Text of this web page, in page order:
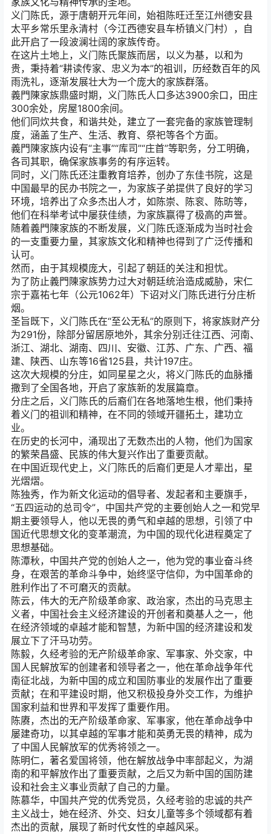
义门陈氏，源于唐朝开元年间，始祖陈旺迁至江州德安县
太平乡常乐里永清村（今江西德安县车桥镇义门村），自
此开启了一段波澜壮阔的家族传奇。
在这片土地上，义门陈氏聚族而居，以义为基，以和为
贵，秉持着“耕读传家、忠义为本”的祖训，历经数百年的风
雨洗礼，逐渐发展壮大为一个庞大的家族群落。
義門陳家族鼎盛时期，义门陈氏人口多达3900余口，田庄
300余处，房屋1800余间。
他们同炊共食，和谐共处，建立了一套完备的家族管理制
度，涵盖了生产、生活、教育、祭祀等各个方面。
義門陳家族内设有“主事”“库司”“庄首”等职务，分工明确，
各司其职，确保家族事务的有序运转。
同时，义门陈氏还注重教育培养，创办了东佳书院，这是
中国最早的民办书院之一，为家族子弟提供了良好的学习
环境，培养出了众多杰出人才，如陈崇、陈衮、陈昉等，
他们在科举考试中屡获佳绩，为家族赢得了极高的声誉。
随着義門陳家族的不断发展，义门陈氏逐渐成为当时社会
的一支重要力量，其家族文化和精神也得到了广泛传播和
认可。
然而，由于其规模庞大，引起了朝廷的关注和担忧。
为了防止義門陳家族势力过大对朝廷统治造成威胁，宋仁
宗于嘉祐七年（公元1062年）下诏对义门陈氏进行分庄析
烟。
圣旨既下，义门陈氏在“至公无私”的原则下，将家族财产分
为291份，除部分留居原地外，其余分别迁往江西、河南、
浙江、湖北、湖南、四川、安徽、江苏、广东、广西、福
建、陕西、山东等16省125县，共计197庄。
这次大规模的分庄，如同星星之火，将义门陈氏的血脉播
撒到了全国各地，开启了家族新的发展篇章。
分庄之后，义门陈氏的后裔们在各地落地生根，他们秉持
着义门的祖训和精神，在不同的领域开疆拓土，建功立
业。
在历史的长河中，涌现出了无数杰出的人物，他们为国家
的繁荣昌盛、民族的伟大复兴作出了重要贡献。
在中国近现代史上，义门陈氏的后裔们更是人才辈出，星
光熠熠。
陈独秀，作为新文化运动的倡导者、发起者和主要旗手，
“五四运动的总司令”，中国共产党的主要创始人之一和党早
期主要领导人，他以无畏的勇气和卓越的思想，引领了中
国近代思想文化的变革潮流，为中国的现代化进程奠定了
思想基础。
陈潭秋，中国共产党的创始人之一，他为党的事业奋斗终
身，在艰苦的革命斗争中，始终坚守信仰，为中国革命的
胜利作出了不可磨灭的贡献。
陈云，伟大的无产阶级革命家、政治家，杰出的马克思主
义者，中国社会主义经济建设的开创者和奠基人之一，他
在经济领域的卓越才能和智慧，为新中国的经济建设和发
展立下了汗马功劳。
陈毅，久经考验的无产阶级革命家、军事家、外交家，中
国人民解放军的创建者和领导者之一，他在革命战争年代
南征北战，为新中国的成立和国防事业的发展作出了重要
贡献；在和平建设时期，他又积极投身外交工作，为维护
国家利益和世界和平发挥了重要作用。
陈赓，杰出的无产阶级革命家、军事家，他在革命战争中
屡建奇功，以其卓越的军事才能和英勇无畏的精神，成为
了中国人民解放军的优秀将领之一。
陈明仁，著名爱国将领，他在解放战争中率部起义，为湖
南的和平解放作出了重要贡献，之后又为新中国的国防建
设和社会主义事业贡献了自己的力量。
陈慕华，中国共产党的优秀党员，久经考验的忠诚的共产
主义战士，她在经济、外交、妇女儿童等多个领域都有着
杰出的贡献，展现了新时代女性的卓越风采。